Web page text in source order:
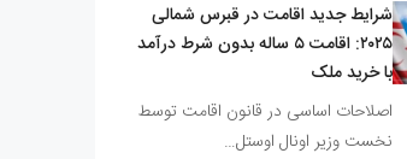
شرایط جدید اقامت در قبرس شمالی
۲۰۲۵: اقامت ۵ ساله بدون شرط درآمد
با خرید ملک
اصلاحات اساسی در قانون اقامت توسط
نخست وزیر اونال اوستل…